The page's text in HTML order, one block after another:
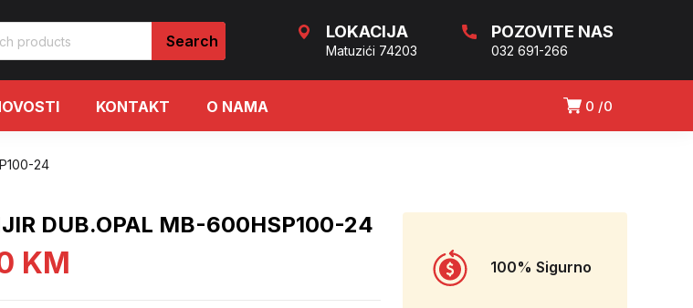
LOKACIJA
Matuzići 74203
POZOVITE NAS
032 691-266
0 0
KONTAKT O NAMA
24
DUB.OPAL MB-600HSP100-24
KM 100% Sigurno